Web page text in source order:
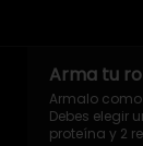
Arma tu
Armalo
Debes elegir
proteína y 2